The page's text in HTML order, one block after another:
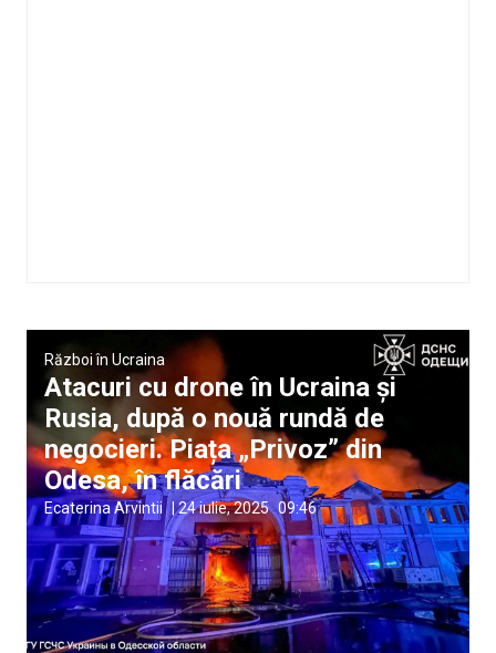
Război în Ucraina
Atacuri cu drone în Ucraina și
Rusia, după o nouă rundă de
negocieri. Piața „Privoz” din
Odesa, în flăcări
Ecaterina Arvintii 24 iulie, 2025 09:46